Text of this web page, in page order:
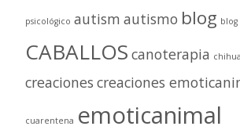
psicológico autism autismo blog
CABALLOS canoterapia
creaciones creaciones
cuarentena emoticanimal